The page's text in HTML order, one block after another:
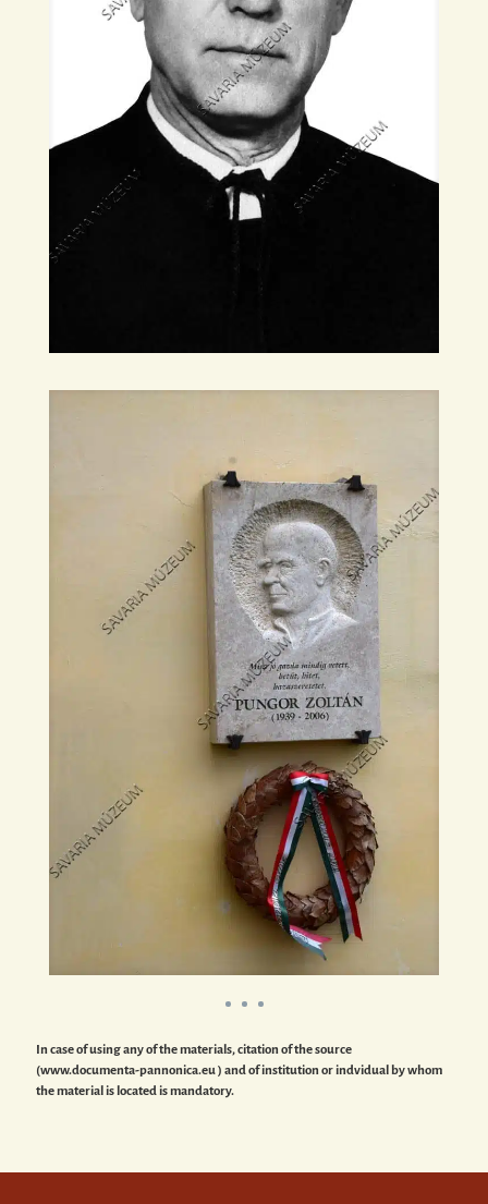
In case of using any of the materials, citation of the source
(www.documenta-pannonica.eu ) and of institution or indvidual by whom
the material is located is mandatory.